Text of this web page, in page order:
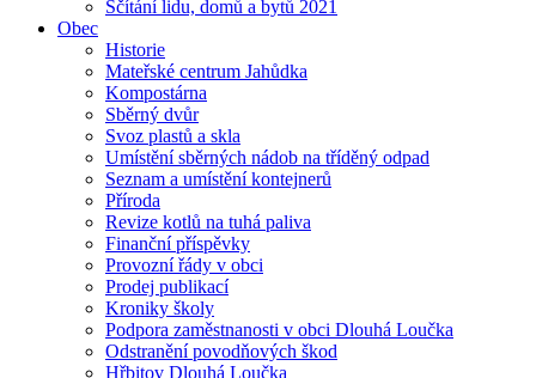
Sčítání lidu, domů a bytů 2021
Obec
Historie
Mateřské centrum Jahůdka
Kompostárna
Sběrný dvůr
Svoz plastů a skla
Umístění sběrných nádob na tříděný odpad
Seznam a umístění kontejnerů
Příroda
Revize kotlů na tuhá paliva
Finanční příspěvky
Provozní řády v obci
Prodej publikací
Kroniky školy
Podpora zaměstnanosti v obci Dlouhá Loučka
Odstranění povodňových škod
Hřbitov Dlouhá Loučka